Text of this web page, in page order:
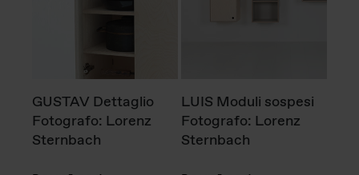
GUSTAV Dettaglio
Fotografo: Lorenz
Sternbach
LUIS Moduli sospesi
Fotografo: Lorenz
Sternbach